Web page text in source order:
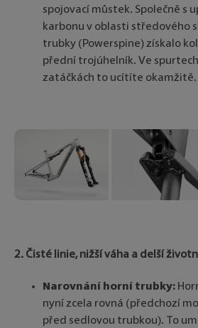
spojovací můstek. Společně s
karbonu v oblasti středového
trubky (Powerspine) získalo
přední trojúhelník. Ve
zatáčkách to ucítíte okamžitě.
2. Čisté linie, nižší váha a delší
Narovnání horní trubky:
nyní zcela rovná (předchozí
před sedlovou trubkou). To